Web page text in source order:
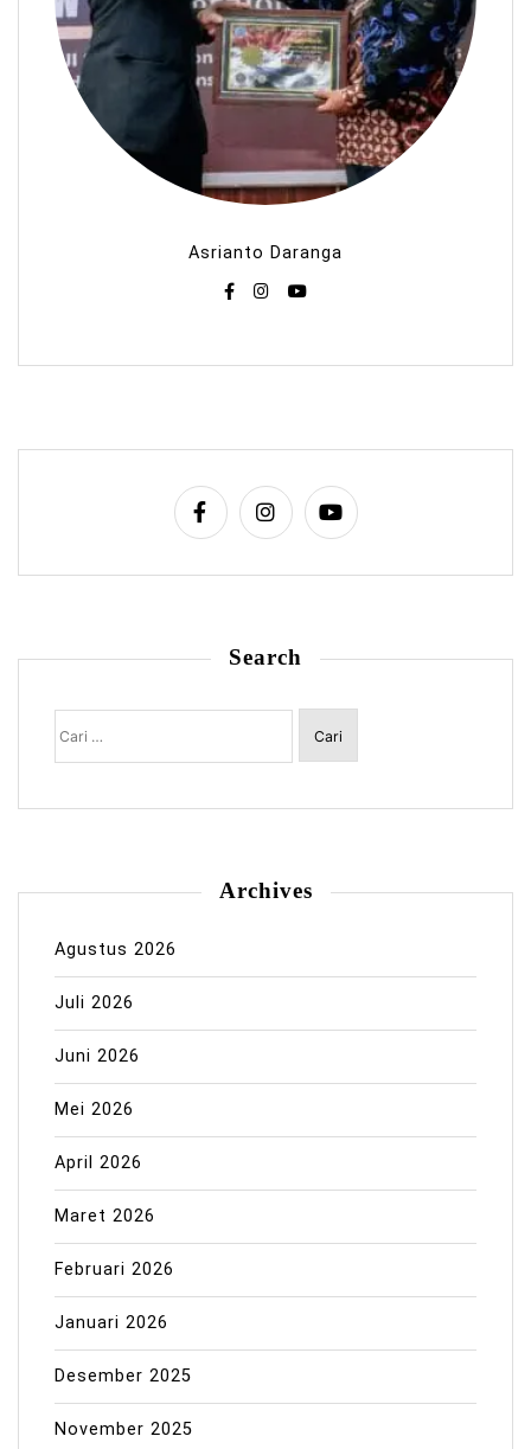
Asrianto Daranga
Search
Cari
untuk:
Archives
Agustus 2026
Juli 2026
Juni 2026
Mei 2026
April 2026
Maret 2026
Februari 2026
Januari 2026
Desember 2025
November 2025